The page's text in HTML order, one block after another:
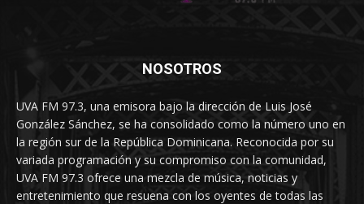
NOSOTROS
UVA FM 97.3, una emisora bajo la dirección de Luis José
González Sánchez, se ha consolidado como la número uno en
la región sur de la República Dominicana. Reconocida por su
variada programación y su compromiso con la comunidad,
UVA FM 97.3 ofrece una mezcla de música, noticias y
entretenimiento que resuena con los oyentes de todas las